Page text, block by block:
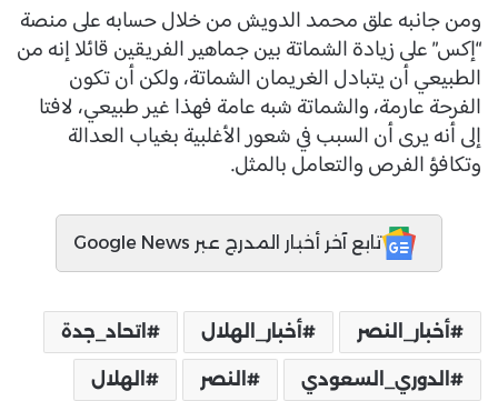
ومن جانبه علق محمد الدويش من خلال حسابه على منصة
“إكس” على زيادة الشماتة بين جماهير الفريقين قائلا إنه من
الطبيعي أن يتبادل الغريمان الشماتة، ولكن أن تكون
الفرحة عارمة، والشماتة شبه عامة فهذا غير طبيعي، لافتا
إلى أنه يرى أن السبب في شعور الأغلبية بغياب العدالة
وتكافؤ الفرص والتعامل بالمثل.
تابع آخر أخبار المدرج عبر Google News
أخبار_النصر أخبار_الهلال اتحاد_جدة
الدوري_السعودي النصر الهلال